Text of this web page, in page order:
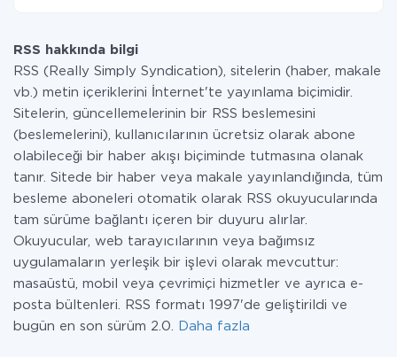
RSS hakkında bilgi
RSS (Really Simply Syndication), sitelerin (haber, makale
vb.) metin içeriklerini İnternet'te yayınlama biçimidir.
Sitelerin, güncellemelerinin bir RSS beslemesini
(beslemelerini), kullanıcılarının ücretsiz olarak abone
olabileceği bir haber akışı biçiminde tutmasına olanak
tanır. Sitede bir haber veya makale yayınlandığında, tüm
besleme aboneleri otomatik olarak RSS okuyucularında
tam sürüme bağlantı içeren bir duyuru alırlar.
Okuyucular, web tarayıcılarının veya bağımsız
uygulamaların yerleşik bir işlevi olarak mevcuttur:
masaüstü, mobil veya çevrimiçi hizmetler ve ayrıca e-
posta bültenleri. RSS formatı 1997'de geliştirildi ve
bugün en son sürüm 2.0.
Daha fazla